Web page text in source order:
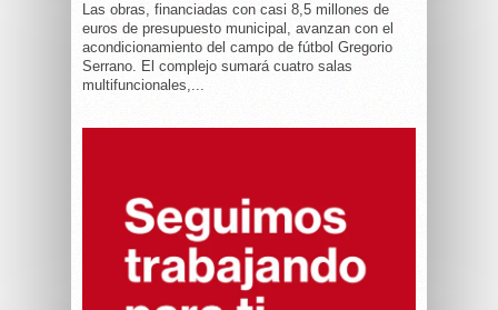
Las obras, financiadas con casi 8,5 millones de
euros de presupuesto municipal, avanzan con el
acondicionamiento del campo de fútbol Gregorio
Serrano. El complejo sumará cuatro salas
multifuncionales,...